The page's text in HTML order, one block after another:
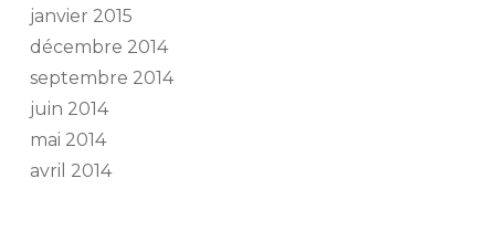
janvier 2015
décembre 2014
septembre 2014
juin 2014
mai 2014
avril 2014